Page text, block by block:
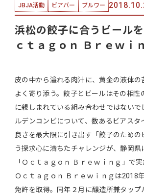
JBJA活動 ビアバー ブルワー
浜松の餃子に合うビール
ｃｔａｇｏｎ Ｂｒｅｗｉ
皮の中から溢れる肉汁に、黄金の液体の
よく寄り添う。餃子とビールはその相性
に親しまれている組み合わせではないで
ルデンコンビについて、数あるビアスタ
良さを最大限に引き出す「餃子のための
う探求心に満ちたチャレンジが、静岡県
「Ｏｃｔａｇｏｎ Ｂｒｅｗｉｎｇ」で実
Ｏｃｔａｇｏｎ Ｂｒｅｗｉｎｇは2018
免許を取得。同年２月に醸造所兼タップ